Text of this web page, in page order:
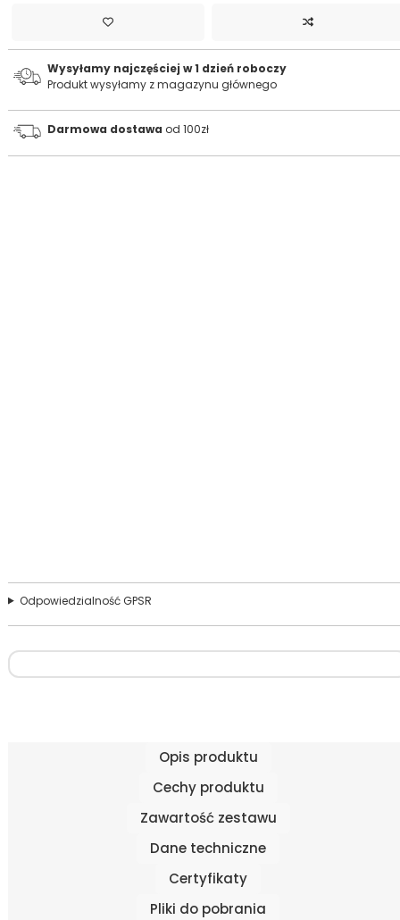
Wysyłamy najczęściej w 1 dzień roboczy
Produkt wysyłamy z magazynu głównego
Darmowa dostawa od 100zł
Odpowiedzialność GPSR
Opis produktu
Cechy produktu
Zawartość zestawu
Dane techniczne
Certyfikaty
Pliki do pobrania